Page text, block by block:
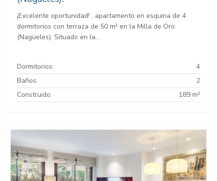
¡Excelente oportunidad! , apartamento en esquina de 4
dormitorios con terraza de 50 m² en la Milla de Oro
(Nagüeles). Situado en la...
Dormitorios:
4
Baños:
2
Construido:
189 m²